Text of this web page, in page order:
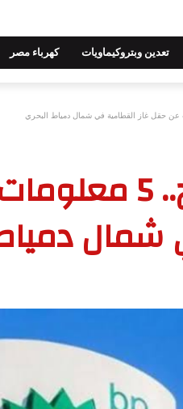
تعدين وبتروكيماويات كهرباء مصر
بعد بدء